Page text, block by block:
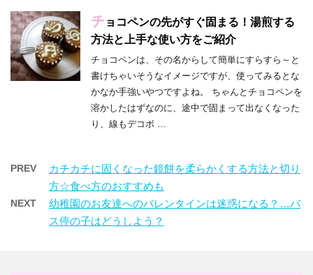
チ ョコペンの先がすぐ固まる！湯煎する
方法と上手な使い方をご紹介
チョコペンは、その名からして簡単にすらすら～と
書けちゃいそうなイメージですが、使ってみるとな
かなか手強いやつですよね。 ちゃんとチョコペンを
溶かしたはずなのに、途中で固まって出なくなった
り、線もデコボ …
PREV
カチカチに固くなった鏡餅を柔らかくする方法と切り
方☆食べ方のおすすめも
NEXT
幼稚園のお友達へのバレンタインは迷惑になる？…バ
ス停の子はどうしよう？